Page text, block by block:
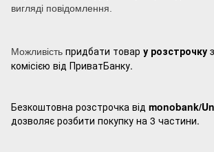
вигляді повідомлення.
Можливість придбати товар у розстрочку
комісією від ПриватБанку.
Безкоштовна розстрочка від monobank/
дозволяє розбити покупку на 3 частини.